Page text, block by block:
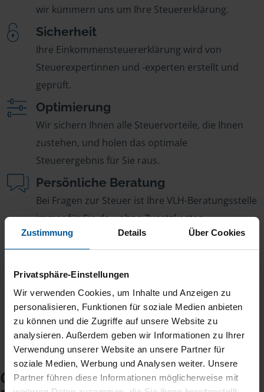
Zustimmung Details Über Cookies
Privatsphäre-Einstellungen
Wir verwenden Cookies, um Inhalte und Anzeigen zu
personalisieren, Funktionen für soziale Medien anbieten
zu können und die Zugriffe auf unsere Website zu
analysieren. Außerdem geben wir Informationen zu Ihrer
Verwendung unserer Website an unsere Partner für
soziale Medien, Werbung und Analysen weiter. Unsere
Partner führen diese Informationen möglicherweise mit
wir kümmern uns um Ihre Steuererklärung.
Sicherheit
Ihre Einkommensteuererklärung wird von
Steuerexpertinnen und -experten erstellt und
geprüft.
Optimierung
Wir sichern Ihnen alle Steuervorteile, die Ihnen
zustehen, und holen das optimale
Steuerergebnis für Sie raus.
Persönliche Beratung
Bei Fragen zur Steuer ist Ihre VLH-Beratungsstelle
immer für Sie da – ohne Zusatzkosten.
Fairer Beitrag
jährlichen Mitgliedsbeitrag, der sich nach Ihren
Jahreseinnahmen richtet.
Checkliste für Ihr